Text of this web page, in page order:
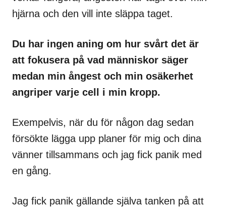
hjärna och den vill inte släppa taget.
Du har ingen aning om hur svårt det är
att fokusera på vad människor säger
medan min ångest och min osäkerhet
angriper varje cell i min kropp.
Exempelvis, när du för någon dag sedan
försökte lägga upp planer för mig och dina
vänner tillsammans och jag fick panik med
en gång.
Jag fick panik gällande själva tanken på att